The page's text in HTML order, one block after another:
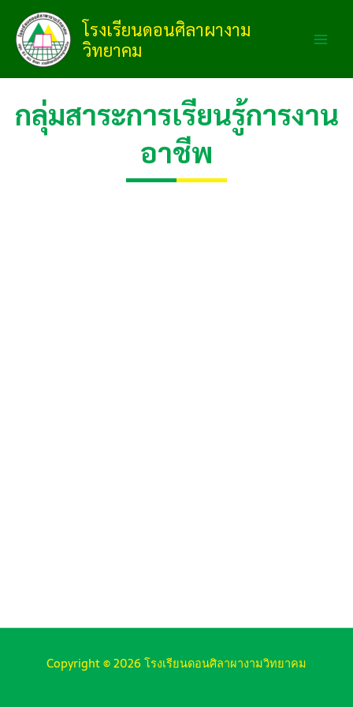
content
โรงเรียนดอนศิลาผางาม
วิทยาคม
กลุ่มสาระการเรียนรู้การงาน
อาชีพ
Copyright © 2026 โรงเรียนดอนศิลาผางามวิทยาคม